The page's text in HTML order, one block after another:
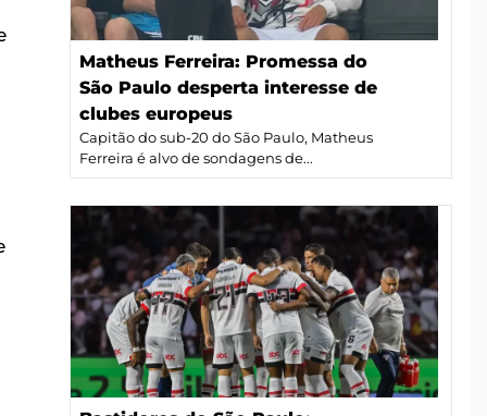
Matheus Ferreira: Promessa do
São Paulo desperta interesse de
clubes europeus
Capitão do sub-20 do São Paulo, Matheus
Ferreira é alvo de sondagens de...